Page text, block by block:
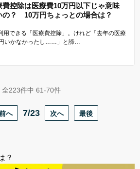
費控除は医療費10万円以下じゃ意味
の？ 10万円ちょっとの場合は？
用できる「医療費控除」。けれど「去年の医療
いかなかったし……」と諦…
全223件中 61-70件
へ 7/23 次へ 最後
？